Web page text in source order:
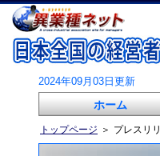
2024年09月03日更新
ホーム
トップページ ＞ プレスリ